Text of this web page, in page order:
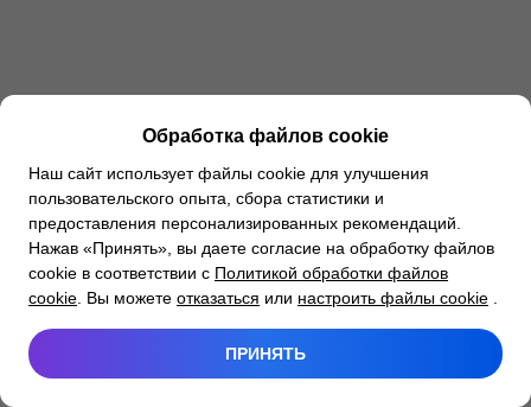
Обработка файлов cookie
Наш сайт использует файлы cookie для улучшения
пользовательского опыта, сбора статистики и
предоставления персонализированных рекомендаций.
Нажав «Принять», вы даете согласие на обработку файлов
cookie в соответствии с Политикой обработки файлов
cookie . Вы можете отказаться или настроить файлы cookie
ПРИНЯТЬ